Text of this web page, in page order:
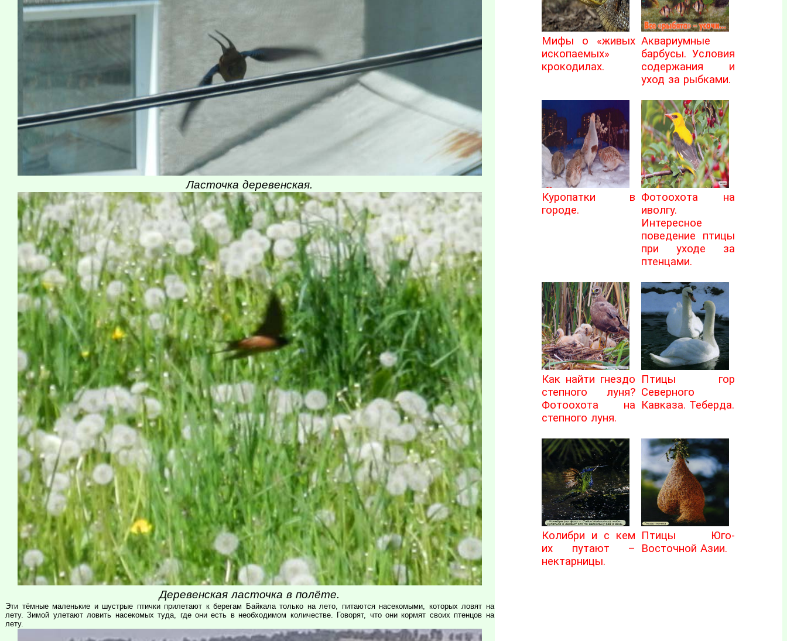
Ласточка деревенская.
Деревенская ласточка в полёте.
Эти тёмные маленькие и шустрые птички прилетают к берегам Байкала только на лето, питаются насекомыми, которых ловят на
лету. Зимой улетают ловить насекомых туда, где они есть в необходимом количестве. Говорят, что они кормят своих птенцов на
лету.
Мифы о «живых
ископаемых»
крокодилах.
Аквариумные
барбусы. Условия
содержания и
уход за рыбками.
Куропатки в
городе.
Фотоохота на
иволгу.
Интересное
поведение птицы
при уходе за
птенцами.
Как найти гнездо
степного луня?
Фотоохота на
степного луня.
Птицы гор
Северного
Кавказа. Теберда.
Колибри и с кем
их путают –
нектарницы.
Птицы Юго-
Восточной Азии.